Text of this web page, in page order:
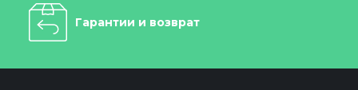
Гарантии и возврат